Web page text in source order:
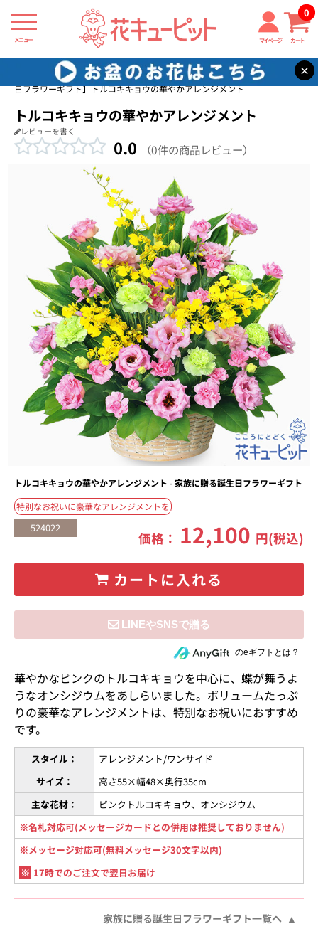
メニュー マイページ カート
0
×
花キューピット 家族に贈る誕生日フラワーギフト
【家族に贈る誕生
日フラワーギフト】トルコキキョウの華やかアレンジメント
トルコキキョウの華やかアレンジメント
レビューを書く
0.0 （0件の商品レビュー）
トルコキキョウの華やかアレンジメント - 家族に贈る誕生日フラワーギフト
特別なお祝いに豪華なアレンジメントを
524022
価格： 12,100 円(税込)
カートに入れる
住所を知らない相手にeギフトで贈るのeギフトとは？
華やかなピンクのトルコキキョウを中心に、蝶が舞うよ
うなオンシジウムをあしらいました。ボリュームたっぷ
りの豪華なアレンジメントは、特別なお祝いにおすすめ
です。
スタイル：
アレンジメント/ワンサイド
サイズ：
高さ55×幅48×奥行35cm
主な花材：
ピンクトルコキキョウ、オンシジウム
※名札対応可(メッセージカードとの併用は推奨しておりません)
※メッセージ対応可(無料メッセージ30文字以内)
※ 17時でのご注文で翌日お届け
家族に贈る誕生日フラワーギフト一覧へ